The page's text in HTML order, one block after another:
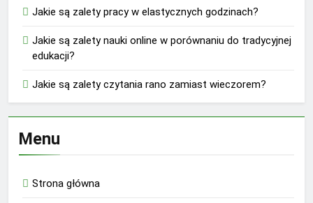
Jakie są zalety pracy w elastycznych godzinach?
Jakie są zalety nauki online w porównaniu do tradycyjnej
edukacji?
Jakie są zalety czytania rano zamiast wieczorem?
Menu
Strona główna